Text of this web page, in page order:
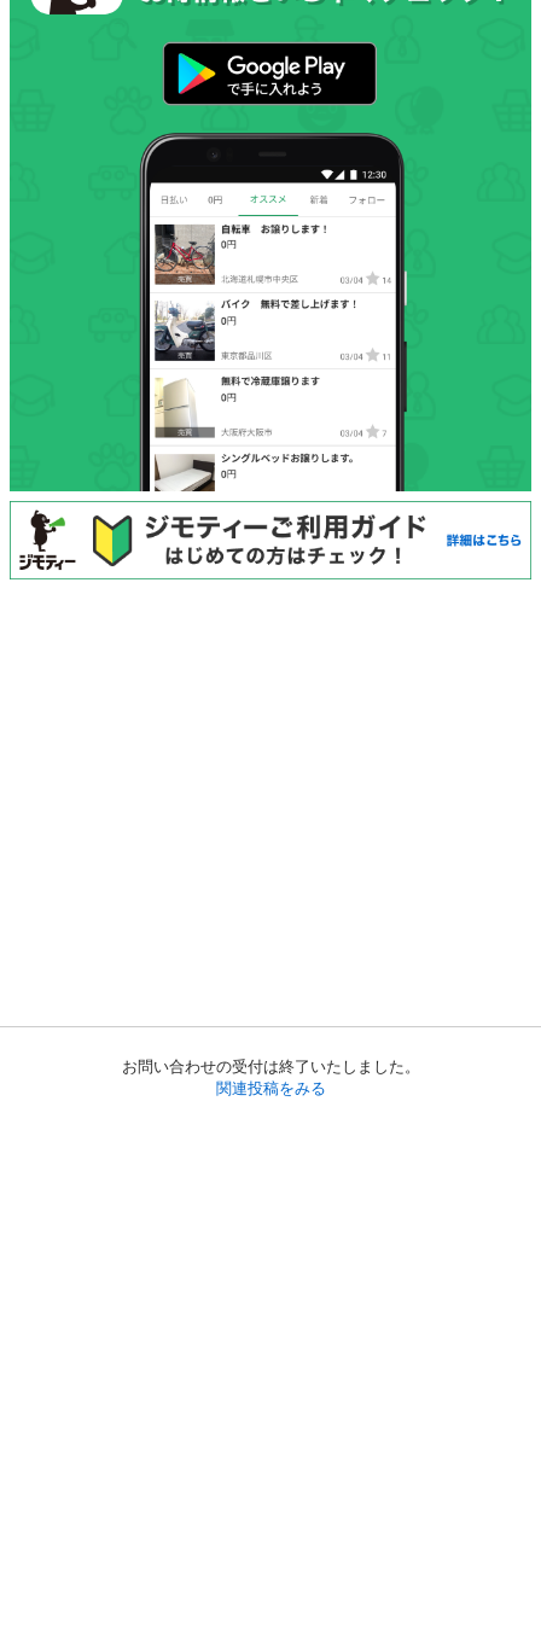
お問い合わせの受付は終了いたしました。
関連投稿をみる